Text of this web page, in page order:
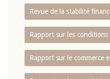
Revue de la stabilité
Rapport sur les conditions
Rapport sur le commerce